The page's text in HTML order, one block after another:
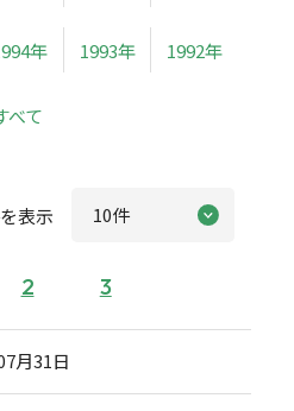
年 1993年 1992年
べて
表示
2 3
月31日